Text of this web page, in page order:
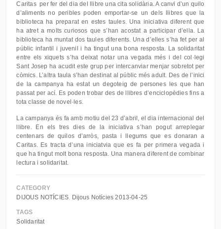
Caritas per fer del dia del llibre una cita solidària. A canvi d’un quilo
d’aliments no peribles poden emportar-se un dels llibres que la
biblioteca ha preparat en estes taules. Una iniciativa diferent que
ha atret a molts curiosos que s’han acostat a participar d’ella. La
biblioteca ha muntat dos taules diferents. Una d’elles s’ha fet per al
públic infantil i juvenil i ha tingut una bona resposta. La solidaritat
entre els xiquets s’ha deixat notar una vegada més i del col·legi
Sant Josep ha acudit este grup per intercanviar menjar sobretot per
còmics. L’altra taula s’han destinat al públic més adult. Des de l’inici
de la campanya ha estat un degoteig de persones les que han
passat per ací. Es poden trobar des de llibres d’enciclopèdies fins a
tota classe de novel·les.
La campanya és fa amb motiu del 23 d’abril, el dia internacional del
llibre. En els tres dies de la iniciativa s’han pogut arreplegar
centenars de quilos d’arròs, pasta i llegums que es donaran a
Caritas. Es tracta d’una iniciatvia que es fa per primera vegada i
que ha tingut molt bona resposta. Una manera diferent de combinar
lectura i solidaritat.
CATEGORY
DIJOUS NOTÍCIES
Dijous Notícies 2013-04-25
TAGS
Solidaritat